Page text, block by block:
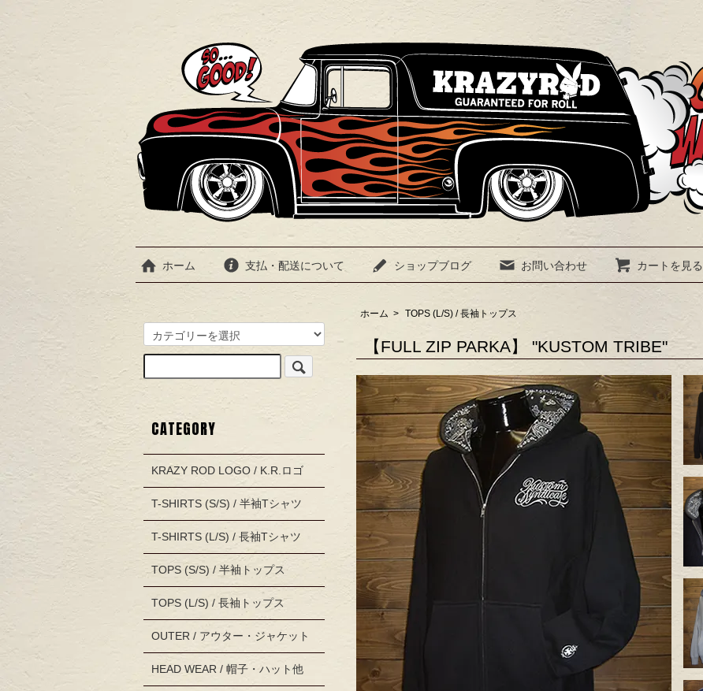
ホーム 支払・配送について ショップブログ お問い合わせ カートを見る
ホーム > TOPS (L/S) / 長袖トップス
【FULL ZIP PARKA】 "KUSTOM TRIBE"
CATEGORY
KRAZY ROD LOGO / K.R.ロゴ
T-SHIRTS (S/S) / 半袖Tシャツ
T-SHIRTS (L/S) / 長袖Tシャツ
TOPS (S/S) / 半袖トップス
TOPS (L/S) / 長袖トップス
OUTER / アウター・ジャケット
HEAD WEAR / 帽子・ハット他